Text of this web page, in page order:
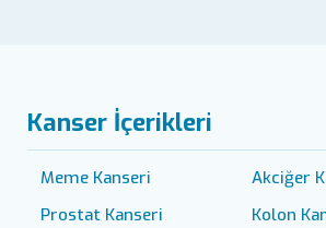
Kanser İçerikleri
Meme Kanseri
Akciğer
Prostat Kanseri
Kolon